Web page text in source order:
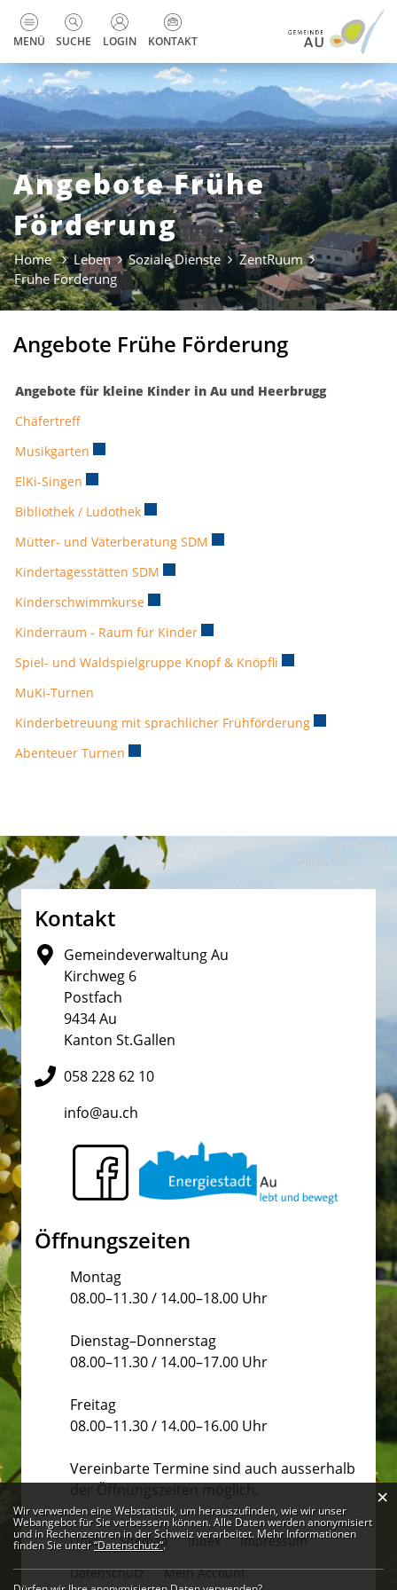
zur Startseite
Direkt zur Hauptnavigation
Direkt zum Inhalt
Direkt zur Suche
Direkt zum Stichwortverzeichnis
Kopfzeile
MENÜ SUCHE LOGIN KONTAKT
Angebote Frühe
Förderung
Home Leben Soziale Dienste
ZentRuum
Frühe Förderung (ausgewählt)
Angebote Frühe Förderung
Angebote für kleine Kinder in Au und Heerbrugg
Chäfertreff
Musikgarten Externer Link wird in einem neuen Fenster
ElKi-Singen Externer Link wird in einem neuen Fenster geöffnet.
Bibliothek / Ludothek Externer Link wird in einem neuen
Mütter- und Väterberatung SDM Externer Link wird in einem
Kindertagesstätten SDM Externer Link wird in einem neuen
Kinderschwimmkurse Externer Link wird in einem neuen
Kinderraum - Raum für Kinder Externer Link wird in einem
Spiel- und Waldspielgruppe Knopf & Knöpfli Externer Link wird
MuKi-Turnen
Kinderbetreuung mit sprachlicher Frühförderung Externer Link
Abenteuer Turnen Externer Link wird in einem neuen Fenster
Fusszeile
Kontakt
Gemeindeverwaltung Au
Kirchweg 6
Postfach
9434 Au
Kanton St.Gallen
058 228 62 10
info@au.ch
Öffnungszeiten
Montag
08.00–11.30 / 14.00–18.00 Uhr
Dienstag–Donnerstag
08.00–11.30 / 14.00–17.00 Uhr
Freitag
08.00–11.30 / 14.00–16.00 Uhr
Vereinbarte Termine sind auch ausserhalb
der Öffnungszeiten möglich.
Links Sitemap Index
Impressum
Datenschutz
Mein Account
Webstatistik
Wir verwenden eine Webstatistik, um herauszufinden, wie wir unser
Webangebot für Sie verbessern können. Alle Daten werden anonymisiert
und in Rechenzentren in der Schweiz verarbeitet. Mehr Informationen
finden Sie unter“Datenschutz“.
×